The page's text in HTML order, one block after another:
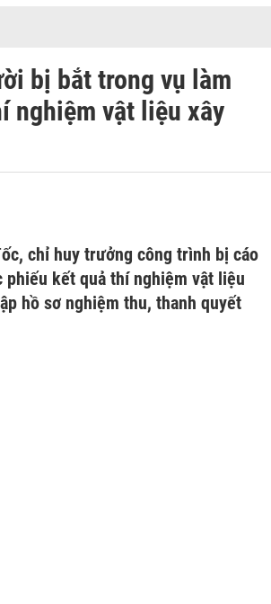
bị bắt trong vụ làm
nghiệm vật liệu xây
chỉ huy trưởng công trình bị cáo
phiếu kết quả thí nghiệm vật liệu
hồ sơ nghiệm thu, thanh quyết